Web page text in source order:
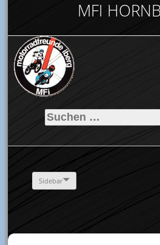
MFI
Suchen
nach:
Sidebar